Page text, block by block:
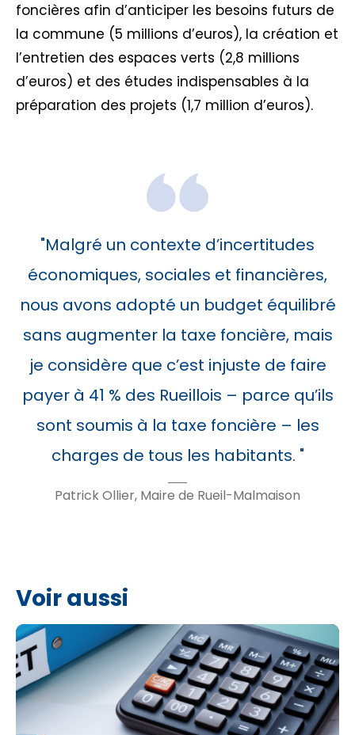
foncières afin d’anticiper les besoins futurs de
la commune (5 millions d’euros), la création et
l’entretien des espaces verts (2,8 millions
d’euros) et des études indispensables à la
préparation des projets (1,7 million d’euros).
Malgré un contexte d’incertitudes
économiques, sociales et financières,
nous avons adopté un budget équilibré
sans augmenter la taxe foncière, mais
je considère que c’est injuste de faire
payer à 41 % des Rueillois – parce qu’ils
sont soumis à la taxe foncière – les
charges de tous les habitants.
Patrick Ollier, Maire de Rueil-Malmaison
Voir aussi